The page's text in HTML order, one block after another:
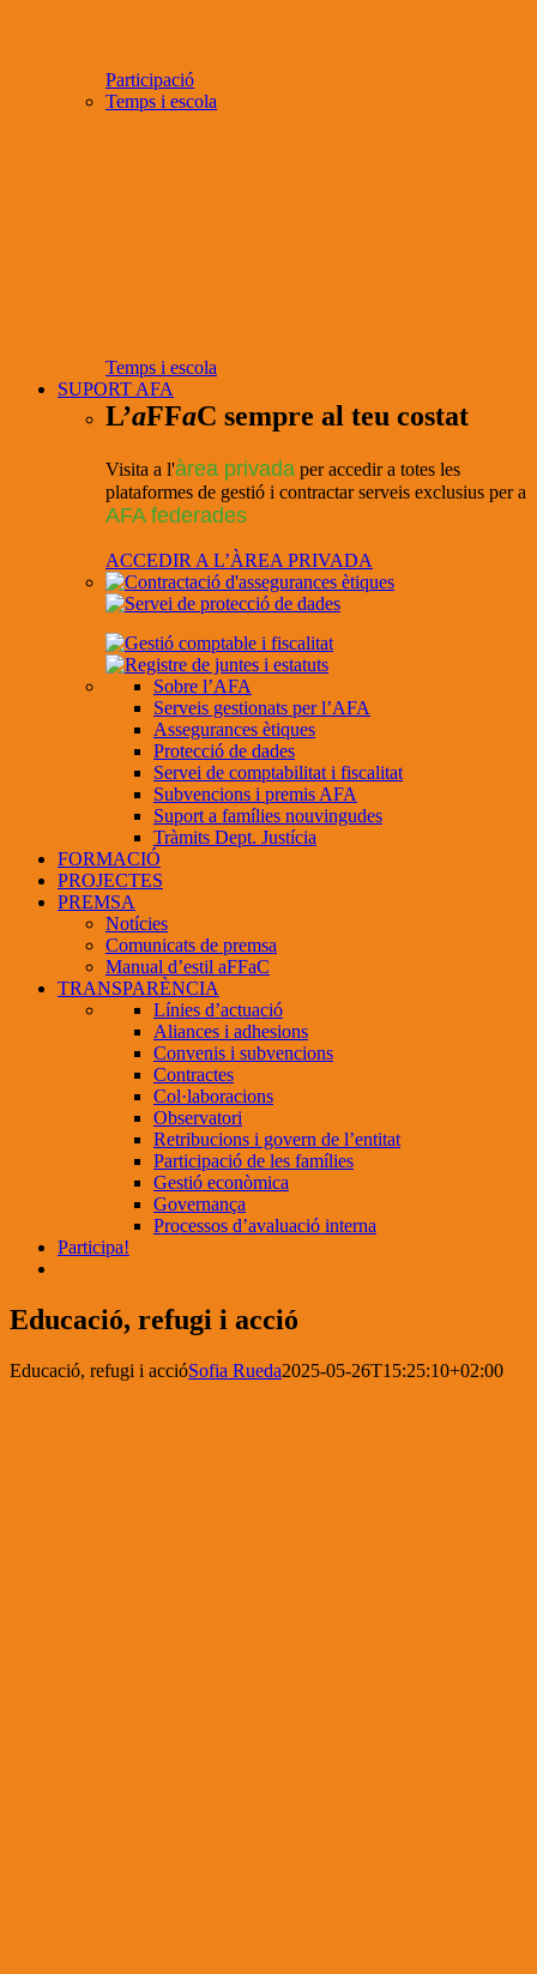
Participació
Temps i escola
Temps i escola
SUPORT AFA
L’aFFaC sempre al teu costat
Visita a l'àrea privada per accedir a totes les
plataformes de gestió i contractar serveis exclusius per a
AFA federades
ACCEDIR A L’ÀREA PRIVADA
Sobre l’AFA
Serveis gestionats per l’AFA
Assegurances ètiques
Protecció de dades
Servei de comptabilitat i fiscalitat
Subvencions i premis AFA
Suport a famílies nouvingudes
Tràmits Dept. Justícia
FORMACIÓ
PROJECTES
PREMSA
Notícies
Comunicats de premsa
Manual d’estil aFFaC
TRANSPARÈNCIA
Línies d’actuació
Aliances i adhesions
Convenis i subvencions
Contractes
Col·laboracions
Observatori
Retribucions i govern de l’entitat
Participació de les famílies
Gestió econòmica
Governança
Processos d’avaluació interna
Participa!
Educació, refugi i acció
Educació, refugi i accióSofia Rueda2025-05-26T15:25:10+02:00